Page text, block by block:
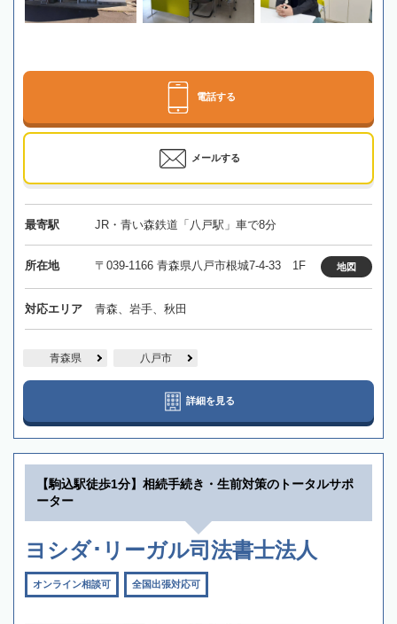
電話する
メールする
最寄駅 JR・青い森鉄道「八戸駅」車で8分
所在地 〒039-1166 青森県八戸市根城7-4-33 1F 地図
対応エリア 青森、岩手、秋田
青森県 八戸市
詳細を見る
【駒込駅徒歩1分】相続手続き・生前対策のトータルサポ
ーター
ヨシダ･リーガル司法書士法人
オンライン相談可 全国出張対応可